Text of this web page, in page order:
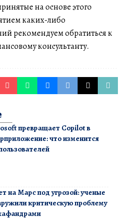
на основе этого
каких-либо
рекомендуем обратиться к
консультанту.
превращает Copilot в
что изменится
на Марс под угрозой: ученые
критическую проблему